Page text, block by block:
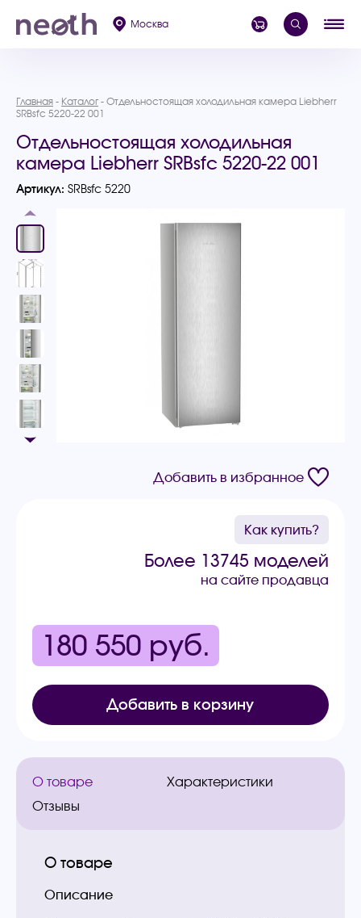
Москва
Главная Каталог
Отдельностоящая холодильная камера Liebherr
SRBsfc 5220-22 001
Отдельностоящая холодильная
камера Liebherr SRBsfc 5220-22 001
Артикул: SRBsfc 5220
Добавить в избранное
Как купить?
Более 13745 моделей
на сайте продавца
180 550 руб.
Добавить в корзину
О товаре
Характеристики
Отзывы
О товаре
Описание